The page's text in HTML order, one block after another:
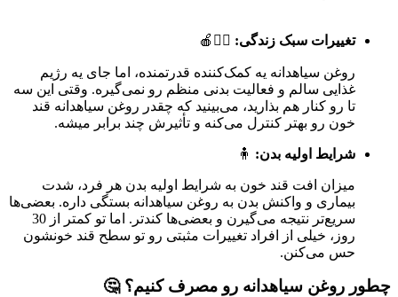
تغییرات سبک زندگی: 🏃‍♀️🍎
روغن سیاهدانه یه کمک‌کننده‌ قدرتمنده، اما جای یه رژیم
غذایی سالم و فعالیت بدنی منظم رو نمی‌گیره. وقتی این سه
تا رو کنار هم بذارید، می‌بینید که چقدر روغن سیاهدانه قند
خون رو بهتر کنترل می‌کنه و تأثیرش چند برابر میشه.
شرایط اولیه بدن: 🧍
میزان افت قند خون به شرایط اولیه بدن هر فرد، شدت
بیماری و واکنش بدن به روغن سیاهدانه بستگی داره. بعضی‌ها
سریع‌تر نتیجه می‌گیرن و بعضی‌ها کندتر. اما تو کمتر از 30
روز، خیلی از افراد تغییرات مثبتی رو تو سطح قند خونشون
حس می‌کنن.
چطور روغن سیاهدانه رو مصرف کنیم؟ 🤔